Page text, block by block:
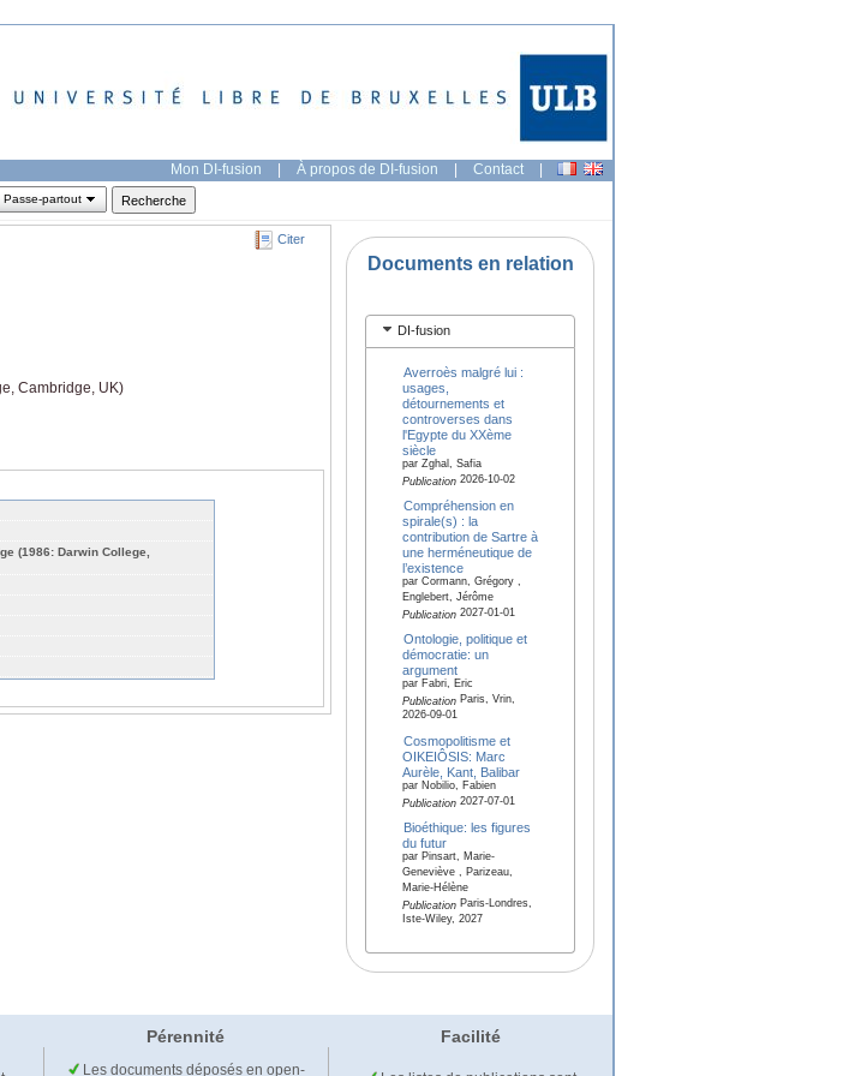
Mon DI-fusion | À propos de DI-fusion | Contact |
Passe-partout
Citer
Cambridge, UK)
(1986: Darwin College,
Documents en relation
DI-fusion
Averroès malgré lui :
usages,
détournements et
controverses dans
l'Egypte du XXème
siècle
par Zghal, Safia
Publication2026-10-02
Compréhension en
spirale(s) : la
contribution de Sartre à
une herméneutique de
l’existence
par Cormann, Grégory ,
Englebert, Jérôme
Publication2027-01-01
Ontologie, politique et
démocratie: un
argument
par Fabri, Eric
PublicationParis, Vrin,
2026-09-01
Cosmopolitisme et
OIKEIÔSIS: Marc
Aurèle, Kant, Balibar
par Nobilio, Fabien
Publication2027-07-01
Bioéthique: les figures
du futur
par Pinsart, Marie-
Geneviève , Parizeau,
Marie-Hélène
PublicationParis-Londres,
Iste-Wiley, 2027
Pérennité Facilité
Les documents déposés en open-